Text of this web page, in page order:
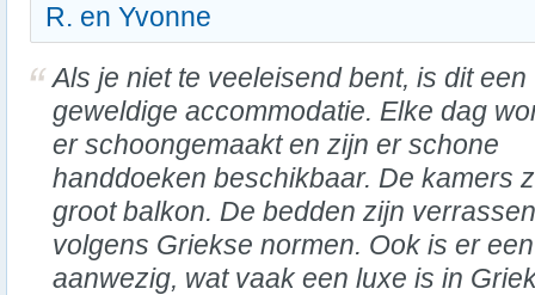
R. en Yvonne
Als je niet te veeleisend bent, is dit een
geweldige accommodatie. Elke dag
er schoongemaakt en zijn er schone
handdoeken beschikbaar. De kamers
groot balkon. De bedden zijn
volgens Griekse normen. Ook is er
aanwezig, wat vaak een luxe is in